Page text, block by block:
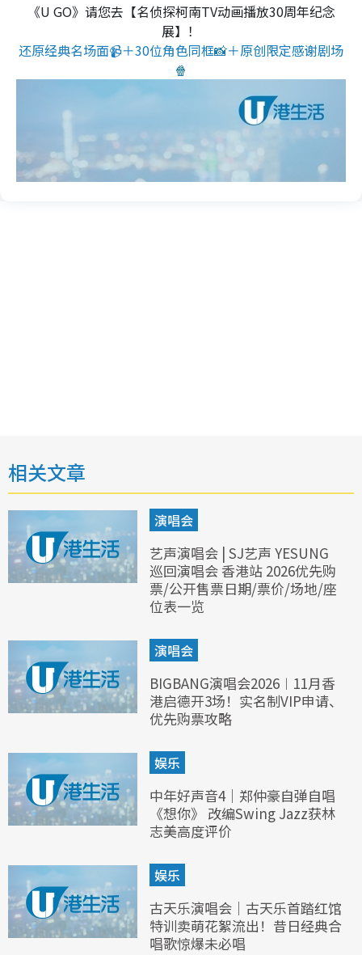
《U GO》请您去【名侦探柯南TV动画播放30周年纪念
展】！
还原经典名场面📹＋30位角色同框📸＋原创限定感谢剧场
🍿
相关文章
演唱会
艺声演唱会 | SJ艺声 YESUNG
巡回演唱会 香港站 2026优先购
票/公开售票日期/票价/场地/座
位表一览
演唱会
BIGBANG演唱会2026︱11月香
港启德开3场！实名制VIP申请、
优先购票攻略
娱乐
中年好声音4｜郑仲豪自弹自唱
《想你》 改编Swing Jazz获林
志美高度评价
娱乐
古天乐演唱会｜古天乐首踏红馆
特训卖萌花絮流出！昔日经典合
唱歌惊爆未必唱